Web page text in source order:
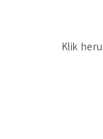
Klik